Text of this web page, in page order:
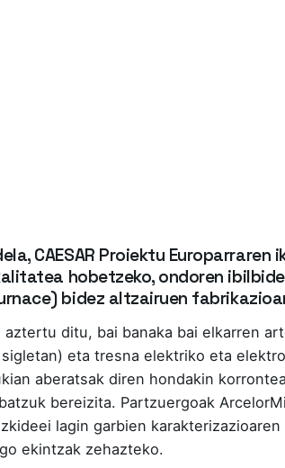
CAESAR Proiektu
hobetzeko, ondoren
bidez altzairuen
ditu, bai banaka bai elkarren
eta tresna elektriko eta
aberatsak diren hondakin
bereizita. Partzuergoak
lagin garbien
ekintzak zehazteko.